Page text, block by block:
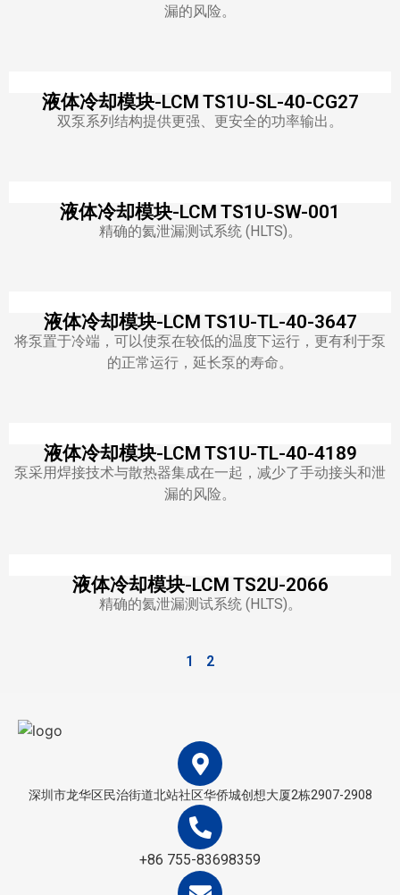
漏的风险。
液体冷却模块-LCM TS1U-SL-40-CG27
双泵系列结构提供更强、更安全的功率输出。
液体冷却模块-LCM TS1U-SW-001
精确的氦泄漏测试系统 (HLTS)。
液体冷却模块-LCM TS1U-TL-40-3647
将泵置于冷端，可以使泵在较低的温度下运行，更有利于泵
的正常运行，延长泵的寿命。
液体冷却模块-LCM TS1U-TL-40-4189
泵采用焊接技术与散热器集成在一起，减少了手动接头和泄
漏的风险。
液体冷却模块-LCM TS2U-2066
精确的氦泄漏测试系统 (HLTS)。
1 2
深圳市龙华区民治街道北站社区华侨城创想大厦2栋2907-2908
+86 755-83698359